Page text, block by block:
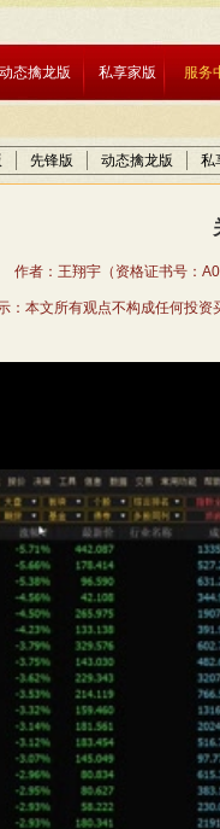
动态擒龙版 私享家版 服务
先锋版 动态擒龙版 私
作者：王翔宇（资格证书号：
：本文所有观点不构成任何投